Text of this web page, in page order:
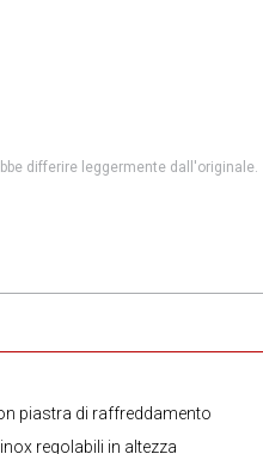
differire leggermente dall'originale.
piastra di raffreddamento
regolabili in altezza